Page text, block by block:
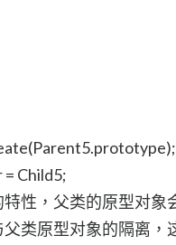
Child5;
性，父类的原型对
类原型对象的隔离，